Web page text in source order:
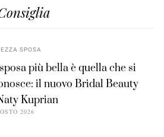
SPOSA
più bella è quella che si
il nuovo Bridal Beauty
Kuprian
2026